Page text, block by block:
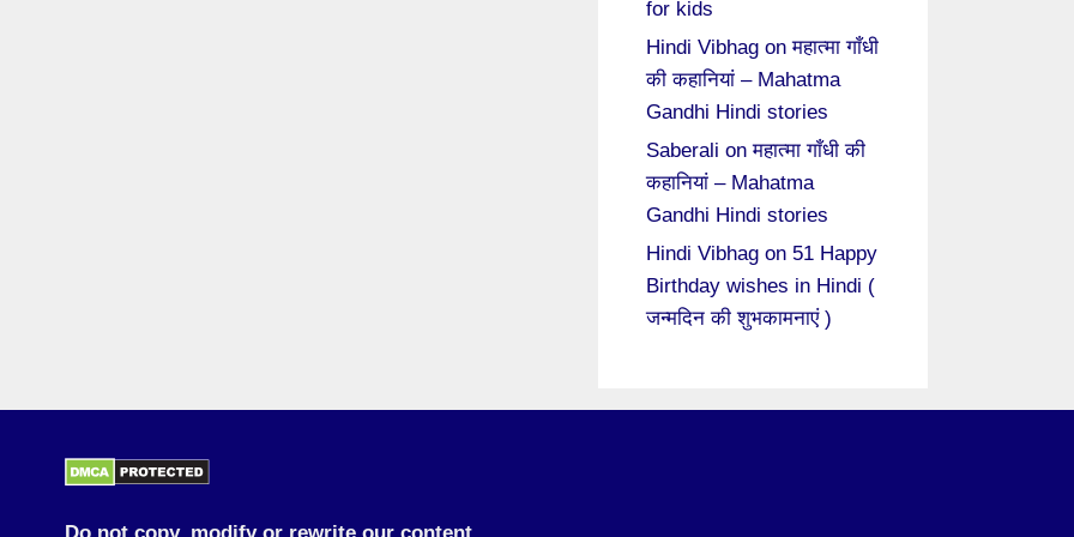
for kids
Hindi Vibhag onमहात्मा गाँधी
की कहानियां – Mahatma
Gandhi Hindi stories
Saberali onमहात्मा गाँधी की
कहानियां – Mahatma
Gandhi Hindi stories
Hindi Vibhag on 51 Happy
Birthday wishes in Hindi (
जन्मदिन की शुभकामनाएं )